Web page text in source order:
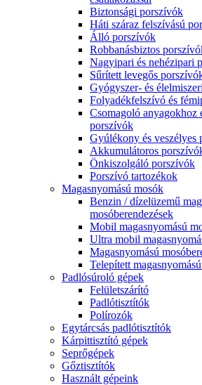
Biztonsági porszívók
Háti száraz felszívású
Álló porszívók
Robbanásbiztos
Nagyipari és nehézipari
Sűrített levegős
Gyógyszer- és
Folyadékfelszívó és
Csomagoló anyagokhoz
porszívók
Gyúlékony és veszélyes
Akkumulátoros
Önkiszolgáló porszívók
Porszívó tartozékok
Magasnyomású mosók
Benzin / dízelüzemű
mosóberendezések
Mobil magasnyomású
Ultra mobil
Magasnyomású
Telepített
Padlósúroló gépek
Felületszárító
Padlótisztítók
Polírozók
Egytárcsás padlótisztítók
Kárpittisztító gépek
Seprőgépek
Gőztisztítók
Használt gépeink